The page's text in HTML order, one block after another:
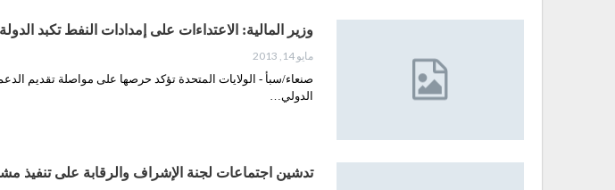
وزير المالية: الاعتداءات على إمدادات النفط تكبد الدولة خسائر
مايو 14, 2013
صنعاء/سبأ - الولايات المتحدة تؤكد حرصها على مواصلة تقديم
الدولي…
تدشين اجتماعات لجنة الإشراف والرقابة على تنفيذ